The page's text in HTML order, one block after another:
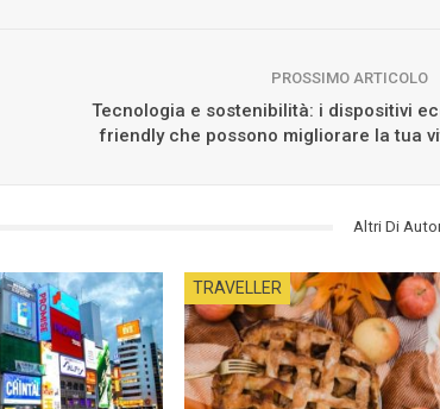
PROSSIMO ARTICOLO
Tecnologia e sostenibilità: i dispositivi
friendly che possono migliorare la tua
Altri Di
TRAVELLER